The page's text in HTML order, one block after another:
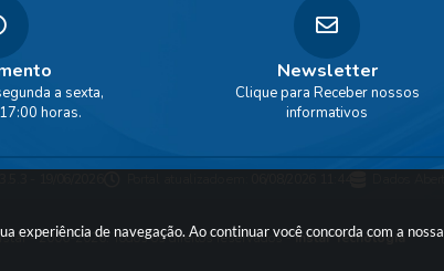
experiência de navegação. Ao continuar você concorda com a nossa
a sexta,
horas.
Newsletter
Clique para Receber nossos
informativos
- 2006-2026. Todos os direitos reservados -Instar Tecnologia